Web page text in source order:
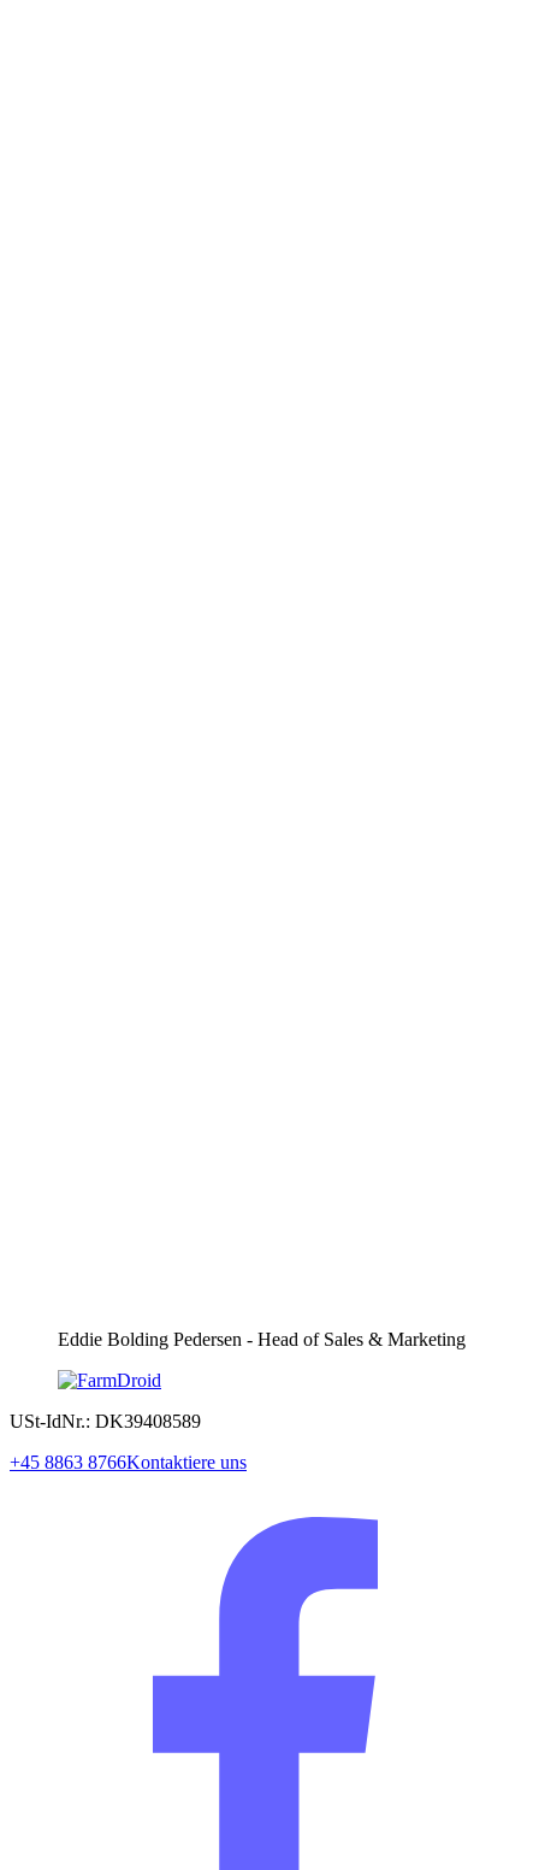
Eddie Bolding Pedersen - Head of Sales & Marketing
USt-IdNr.: DK39408589
+45 8863 8766Kontaktiere uns